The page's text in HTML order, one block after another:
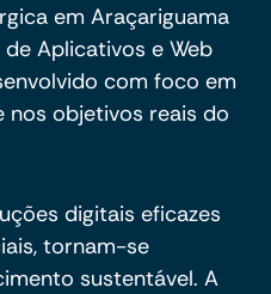
em Araçariguama
Aplicativos e Web
com foco em
nos objetivos reais do
digitais eficazes
tornam-se
sustentável. A